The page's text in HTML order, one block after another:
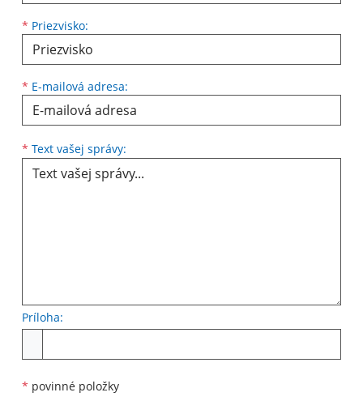
* Priezvisko:
* E-mailová adresa:
* Text vašej správy:
Príloha:
* povinné položky